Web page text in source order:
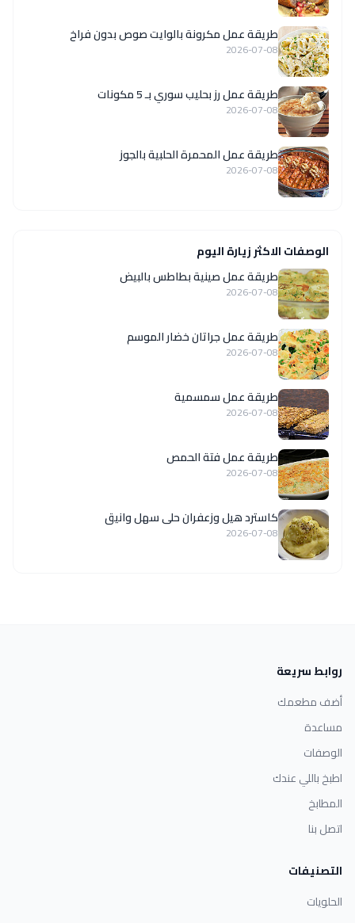
طريقة عمل مكرونة بالوايت صوص بدون فراخ
2026-07-08
طريقة عمل رز بحليب سوري بـ 5 مكونات
2026-07-08
طريقة عمل المحمرة الحلبية بالجوز
2026-07-08
الوصفات الاكثر زيارة اليوم
طريقة عمل صينية بطاطس بالبيض
2026-07-08
طريقة عمل جراتان خضار الموسم
2026-07-08
طريقة عمل سمسمية
2026-07-08
طريقة عمل فتة الحمص
2026-07-08
كاسترد هيل وزعفران حلى سهل وانيق
2026-07-08
روابط سريعة
أضف مطعمك
مساعدة
الوصفات
اطبخ باللي عندك
المطابخ
اتصل بنا
التصنيفات
الحلويات